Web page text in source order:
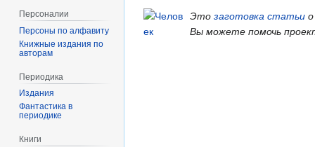
к
навигации
к
поиску
Это заготовка статьи
Вы можете помочь
Персоналии
Персоны по алфавиту
Книжные издания по
авторам
Периодика
Издания
Фантастика в
периодике
Книги